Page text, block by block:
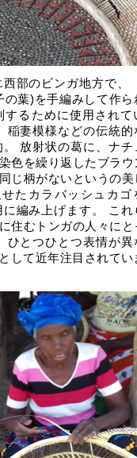
部のビンガ地方で、
の葉)を手編みして作ら
するために使用されて
稲妻模様などの伝統的
放射状の葛に、ナチ
色を繰り返したブラ
じ柄がないというの
たカラバッシュカゴ
編み上げます。 これ
住むトンガの人々に
ひとつひとつ表情が異
して近年注目されてい